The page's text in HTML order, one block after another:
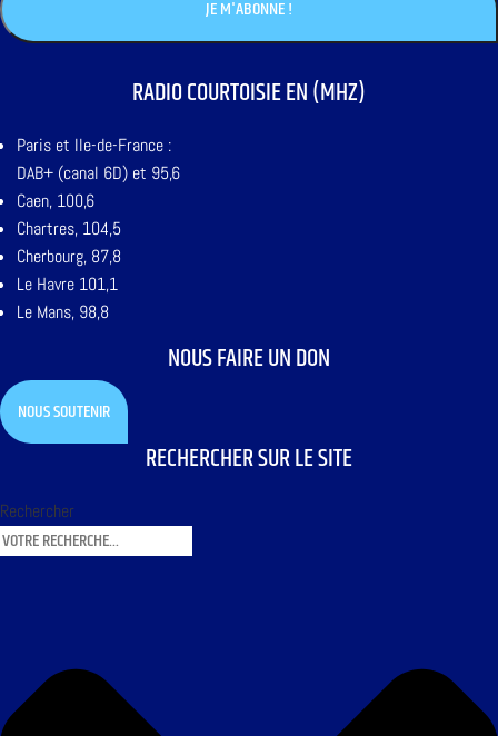
RADIO COURTOISIE EN (MHZ)
Paris et Ile-de-France :
DAB+ (canal 6D) et 95,6
Caen, 100,6
Chartres, 104,5
Cherbourg, 87,8
Le Havre 101,1
Le Mans, 98,8
NOUS FAIRE UN DON
NOUS SOUTENIR
RECHERCHER SUR LE SITE
Rechercher